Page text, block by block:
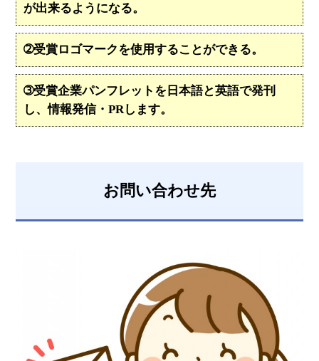
が出来るようになる。
➁受賞ロゴマークを使用することができる。
➂受賞企業パンフレットを日本語と英語で発刊
し、情報発信・PRします。
お問い合わせ先